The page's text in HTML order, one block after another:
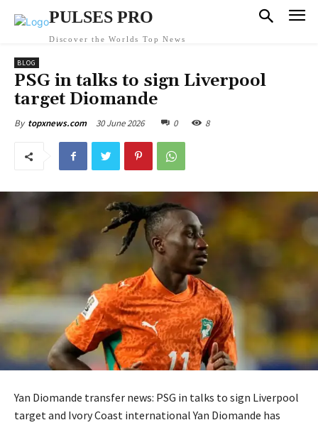
PULSES PRO
Discover the Worlds Top News
BLOG
PSG in talks to sign Liverpool
target Diomande
By topxnews.com 30 June 2026 0 8
Yan Diomande transfer news: PSG in talks to sign Liverpool
target and Ivory Coast international Yan Diomande has